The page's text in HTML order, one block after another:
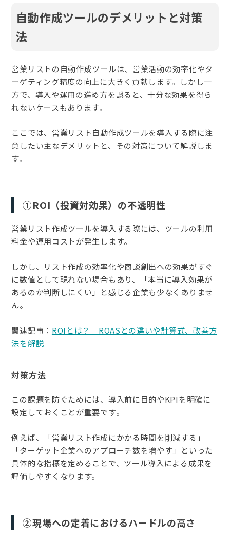
自動作成ツールのデメリットと対策
法
営業リストの自動作成ツールは、営業活動の効率化やタ
ーゲティング精度の向上に大きく貢献します。しかし一
方で、導入や運用の進め方を誤ると、十分な効果を得ら
れないケースもあります。
ここでは、営業リスト自動作成ツールを導入する際に注
意したい主なデメリットと、その対策について解説しま
す。
①ROI（投資対効果）の不透明性
営業リスト作成ツールを導入する際には、ツールの利用
料金や運用コストが発生します。
しかし、リスト作成の効率化や商談創出への効果がすぐ
に数値として現れない場合もあり、「本当に導入効果が
あるのか判断しにくい」と感じる企業も少なくありませ
ん。
関連記事： ROIとは？｜ROASとの違いや計算式、改善方
法を解説
対策方法
この課題を防ぐためには、導入前に目的やKPIを明確に
設定しておくことが重要です。
例えば、「営業リスト作成にかかる時間を削減する」
「ターゲット企業へのアプローチ数を増やす」といった
具体的な指標を定めることで、ツール導入による成果を
評価しやすくなります。
②現場への定着におけるハードルの高さ